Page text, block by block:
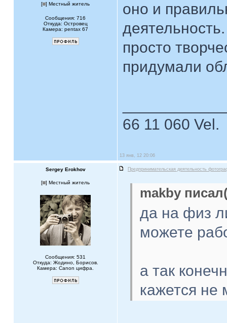
[ ] Местный житель
Сообщения: 716
Откуда: Островец
Камера: pentax 67
оно и
деятельность.
просто
придумали
66 11 060 Vel.
13 янв, 12 20:06
Sergey Erokhov Предпринимательская деятельность
[ ] Местный житель
Сообщения: 531
Откуда: Жодино, Борисов.
Камера: Canon цифра.
makby
да на физ
можете
а так
кажется